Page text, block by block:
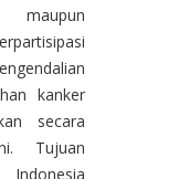
kanker
secara
Tujuan